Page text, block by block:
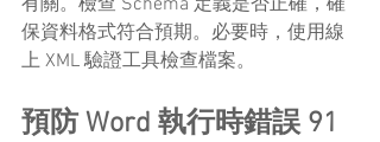
保資料格式符合預期。必要時，使用線
上 XML 驗證工具檢查檔案。
預防 Word 執行時錯誤 91